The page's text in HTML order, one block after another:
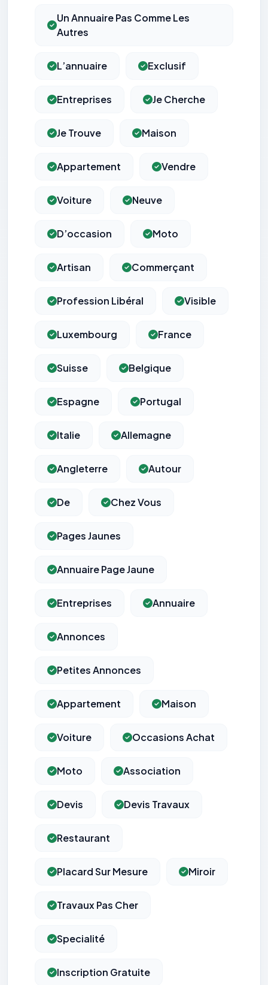
Un Annuaire Pas Comme Les
Autres
L’annuaire Exclusif
Entreprises Je Cherche
Je Trouve Maison
Appartement Vendre
Voiture Neuve
D’occasion Moto
Artisan Commerçant
Profession Libéral Visible
Luxembourg France
Suisse Belgique
Espagne Portugal
Italie Allemagne
Angleterre Autour
De Chez Vous
Pages Jaunes
Annuaire Page Jaune
Entreprises Annuaire
Annonces
Petites Annonces
Appartement Maison
Voiture Occasions Achat
Moto Association
Devis Devis Travaux
Restaurant
Placard Sur Mesure Miroir
Travaux Pas Cher
Specialité
Inscription Gratuite